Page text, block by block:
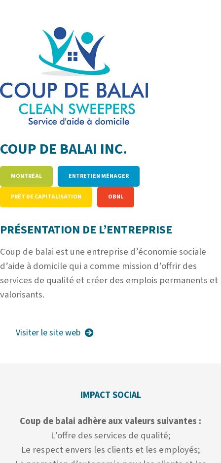
COUP DE BALAI INC.
MONTRÉAL ENTRETIEN MÉNAGER
PRÊT DE CAPITALISATION OBNL
PRÉSENTATION DE L’ENTREPRISE
Coup de balai est une entreprise d’économie sociale
d’aide à domicile qui a comme mission d’offrir des
services de qualité et créer des emplois permanents et
valorisants.
Visiter le site web
IMPACT SOCIAL
Coup de balai adhère aux valeurs suivantes :
L’offre des services de qualité;
Le respect envers les clients et les employés;